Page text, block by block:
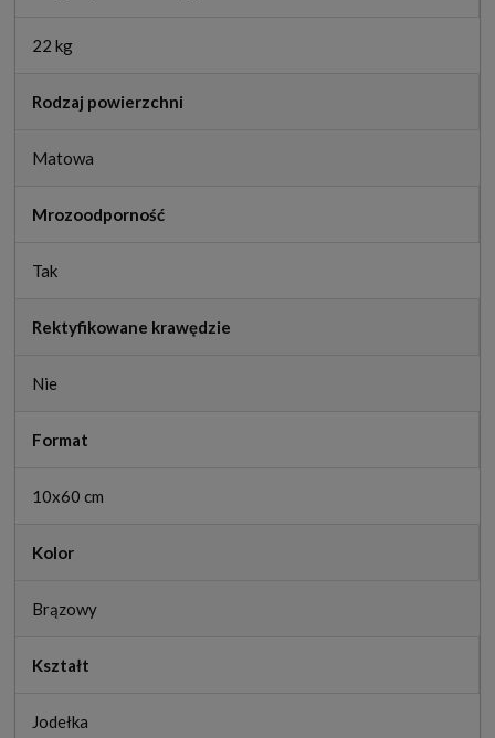
22 kg
Rodzaj powierzchni
Matowa
Mrozoodporność
Tak
Rektyfikowane krawędzie
Nie
Format
10x60 cm
Kolor
Brązowy
Kształt
Jodełka